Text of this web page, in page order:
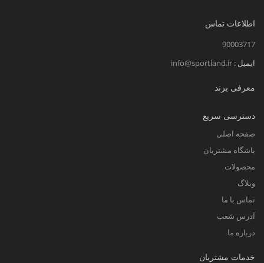
اطلاعات تماس
90003717
ایمیل : info@sportland.ir
معرفی برند
دسترسی سریع
صفحه اصلی
باشگاه مشتریان
محصولات
وبلاگ
تماس با ما
آدرس شعب
درباره ما
خدمات مشتریان